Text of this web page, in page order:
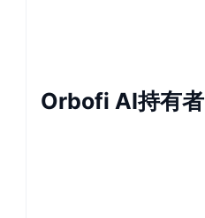
Orbofi AI持有者